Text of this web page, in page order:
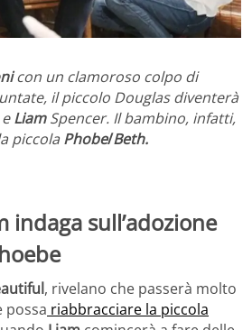
con un clamoroso colpo di
il piccolo Douglas diventerà
LiamSpencer. Il bambino, infatti,
piccola Phobe/Beth.
indaga sull’adozione
, rivelano che passerà molto
possa riabbracciare la piccola